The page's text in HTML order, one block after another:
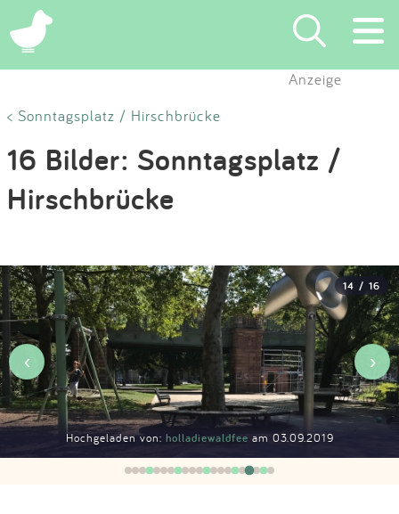
×
Suchen
Eintragen
Blog
Partner
Kontakt
Impressum
Anmelden
Anzeige
< Sonntagsplatz / Hirschbrücke
16 Bilder: Sonntagsplatz /
Hirschbrücke
Hochgeladen von: holladiewaldfee am 03.09.2019
14 / 16
‹ ›